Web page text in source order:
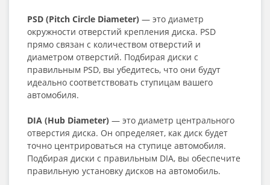
PSD (Pitch Circle Diameter) — это диаметр
окружности отверстий крепления диска. PSD
прямо связан с количеством отверстий и
диаметром отверстий. Подбирая диски с
правильным PSD, вы убедитесь, что они будут
идеально соответствовать ступицам вашего
автомобиля.
DIA (Hub Diameter) — это диаметр центрального
отверстия диска. Он определяет, как диск будет
точно центрироваться на ступице автомобиля.
Подбирая диски с правильным DIA, вы обеспечите
правильную установку дисков на автомобиль.